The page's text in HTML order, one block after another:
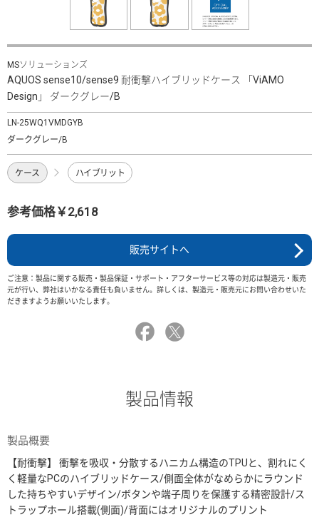
MSソリューションズ
AQUOS sense10/sense9 耐衝撃ハイブリッドケース 「ViAMO
Design」 ダークグレー/B
LN-25WQ1VMDGYB
ダークグレー/B
ケース ハイブリット
参考価格￥2,618
販売サイトへ
ご注意：製品に関する販売・製品保証・サポート・アフターサービス等の対応は製造元・販売
元が行い、弊社はいかなる責任も負いません。詳しくは、製造元・販売元にお問い合わせいた
だきますようお願いいたします。
製品情報
製品概要
【耐衝撃】 衝撃を吸収・分散するハニカム構造のTPUと、割れにく
く軽量なPCのハイブリッドケース/側面全体がなめらかにラウンド
した持ちやすいデザイン/ボタンや端子周りを保護する精密設計/ス
トラップホール搭載(側面)/背面にはオリジナルのプリント